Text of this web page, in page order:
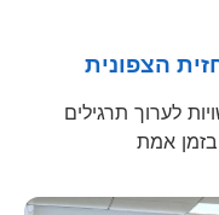
הצפונית
לערוך תרגילים
אמת